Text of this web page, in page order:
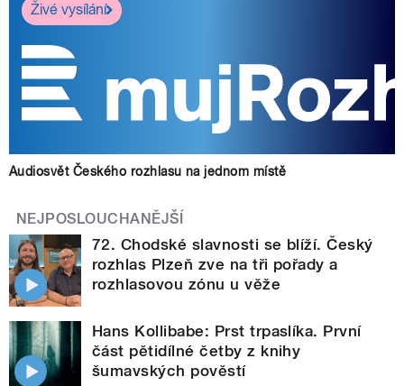
Živé vysílání
Audiosvět Českého rozhlasu na jednom místě
NEJPOSLOUCHANĚJŠÍ
72. Chodské slavnosti se blíží. Český
rozhlas Plzeň zve na tři pořady a
rozhlasovou zónu u věže
Hans Kollibabe: Prst trpaslíka. První
část pětidílné četby z knihy
šumavských pověstí